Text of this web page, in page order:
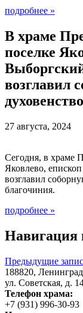
подробнее »
В храме
поселке
возглавил
27 августа, 2024
Сегодня, в храме
Яковлево,
возглавил
благочиния.
подробнее »
Навигация
Предыдущие
188820,
ул. Советская, д.
Телефон храма:
+7 (931) 996-30-93